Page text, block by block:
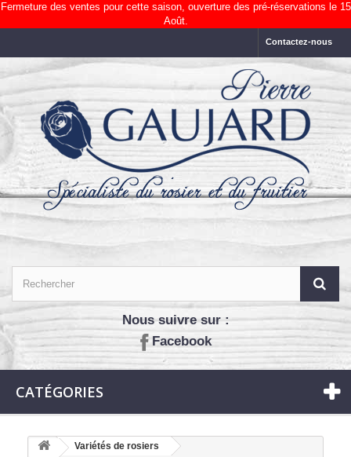
Fermeture des ventes pour cette saison, ouverture des pré-réservations le 15
Août.
Contactez-nous
Nous suivre sur :
Facebook
CATÉGORIES
Variétés de rosiers